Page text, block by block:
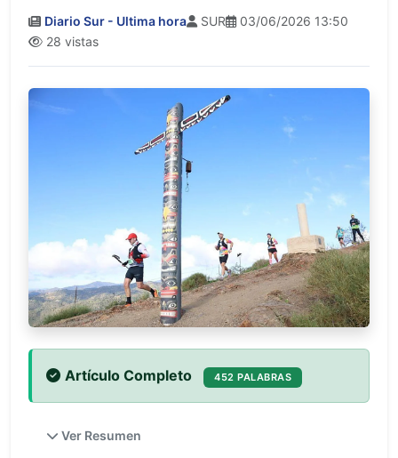
Diario Sur - Ultima hora SUR
03/06/2026 13:50
28 vistas
Artículo Completo 452 PALABRAS
Ver Resumen